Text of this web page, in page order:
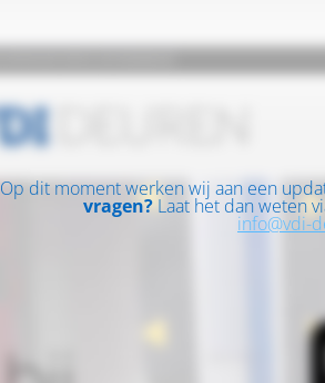
Op dit moment werken wij aan een
vragen? Laat het dan weten
info@vdi-